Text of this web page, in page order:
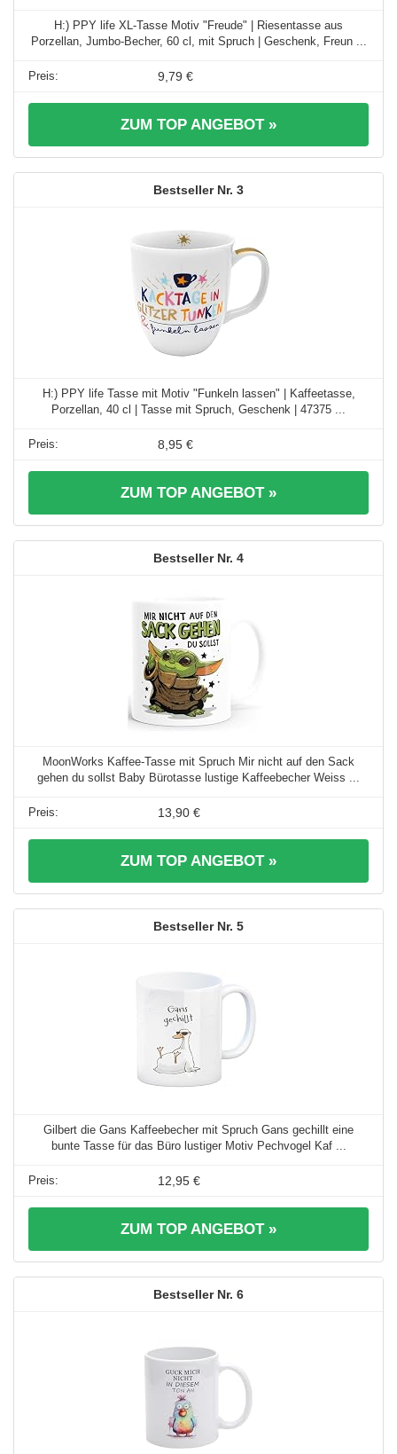
H:) PPY life XL-Tasse Motiv "Freude" | Riesentasse aus
Porzellan, Jumbo-Becher, 60 cl, mit Spruch | Geschenk, Freun ...
9,79 €
ZUM TOP ANGEBOT »
3
H:) PPY life Tasse mit Motiv "Funkeln lassen" | Kaffeetasse,
Porzellan, 40 cl | Tasse mit Spruch, Geschenk | 47375 ...
8,95 €
ZUM TOP ANGEBOT »
4
MoonWorks Kaffee-Tasse mit Spruch Mir nicht auf den Sack
gehen du sollst Baby Bürotasse lustige Kaffeebecher Weiss ...
13,90 €
ZUM TOP ANGEBOT »
5
Gilbert die Gans Kaffeebecher mit Spruch Gans gechillt eine
bunte Tasse für das Büro lustiger Motiv Pechvogel Kaf ...
12,95 €
ZUM TOP ANGEBOT »
6